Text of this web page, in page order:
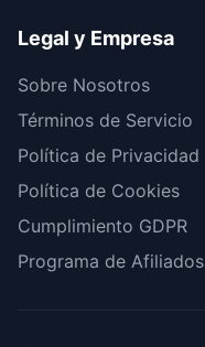
Legal y Empresa
Sobre Nosotros
Términos de Servicio
Política de Privacidad
Política de Cookies
Cumplimiento GDPR
Programa de Afiliados